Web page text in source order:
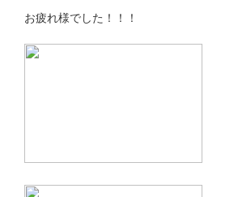
お疲れ様でした！！！